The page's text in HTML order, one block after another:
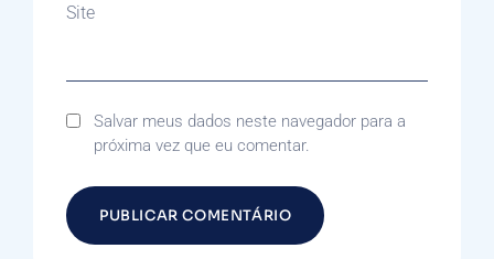
Site
Salvar meus dados neste navegador para a
próxima vez que eu comentar.